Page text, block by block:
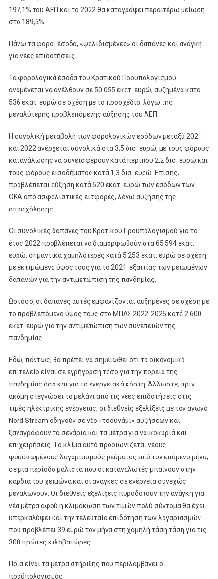
197,1% του ΑΕΠ και το 2022 θα καταγράψει περαιτέρω μείωση
στο 189,6%
Πάνω τα φορο- έσοδα, «ψαλιδισμένες» οι δαπάνες και ανάγκη
για νέες επιδοτήσεις
Τα φορολογικά έσοδα του Κρατικού Προϋπολογισμού
αναμένεται να ανέλθουν σε 50.055 εκατ. ευρώ, αυξημένα κατά
536 εκατ. ευρώ σε σχέση με το προσχέδιο, λόγω της
μεγαλύτερης προβλεπόμενης αύξησης του ΑΕΠ.
Η συνολική μεταβολή των φορολογικών εσόδων μεταξύ 2021
και 2022 ανέρχεται συνολικά στα 3,5 δισ. ευρώ, με τους φόρους
κατανάλωσης να συνεισφέρουν κατά περίπου 2,2 δισ. ευρώ και
τους φόρους εισοδήματος κατά 1,3 δισ. ευρώ. Επίσης,
προβλέπεται αύξηση κατά 520 εκατ. ευρώ των εσόδων των
ΟΚΑ από ασφαλιστικές εισφορές, λόγω αύξησης της
απασχόλησης.
Οι συνολικές δαπάνες του Κρατικού Προϋπολογισμού για το
έτος 2022 προβλέπεται να διαμορφωθούν στα 65.594 εκατ.
ευρώ, σημαντικά χαμηλότερες κατά 5.253 εκατ. ευρώ σε σχέση
με εκτιμώμενο ύψος τους για το 2021, εξαιτίας των μειωμένων
δαπανών για την αντιμετώπιση της πανδημίας.
Ωστόσο, οι δαπάνες αυτές εμφανίζονται αυξημένες σε σχέση με
το προβλεπόμενο ύψος τους στο ΜΠΔΣ 2022-2025 κατά 2.600
εκατ. ευρώ για την αντιμετώπιση των συνεπειών της
πανδημίας.
Εδώ, πάντως, θα πρέπει να σημειωθεί ότι το οικονομικό
επιτελείο είναι σε εγρήγορση τόσο για την πορεία της
πανδημίας όσο και για τα ενεργειακά κόστη: Άλλωστε, πριν
ακόμη στεγνώσει το μελάνι από τις νέες επιδοτήσεις στις
τιμές ηλεκτρικής ενέργειας, οι διεθνείς εξελίξεις με τον αγωγό
Nord Stream οδηγούν σε νέο «τσουνάμι» αυξήσεων και
ξαναγράφουν τα σενάρια και τα μέτρα για νοικοκυριά και
επιχειρήσεις. Τo κλίμα αυτό προοιωνίζεται νέους
φουσκωμένους λογαριασμούς ρεύματος από τον επόμενο μήνα,
σε μια περίοδο μάλιστα που οι καταναλωτές μπαίνουν στην
καρδιά του χειμώνα και οι ανάγκες σε ενέργεια συνεχώς
μεγαλώνουν. Οι διεθνείς εξελίξεις πυροδοτούν την ανάγκη για
νέα μέτρα αφού η κλιμάκωση των τιμών πολύ σύντομα θα έχει
υπερκαλύψει και την τελευταία επιδότηση των λογαριασμών
που προβλέπει 39 ευρώ τον μήνα στη χαμηλή τάση τάση για τις
300 πρώτες κιλοβατώρες.
Ποια είναι τα μέτρα στήριξης που περιλαμβάνει ο
προϋπολογισμός